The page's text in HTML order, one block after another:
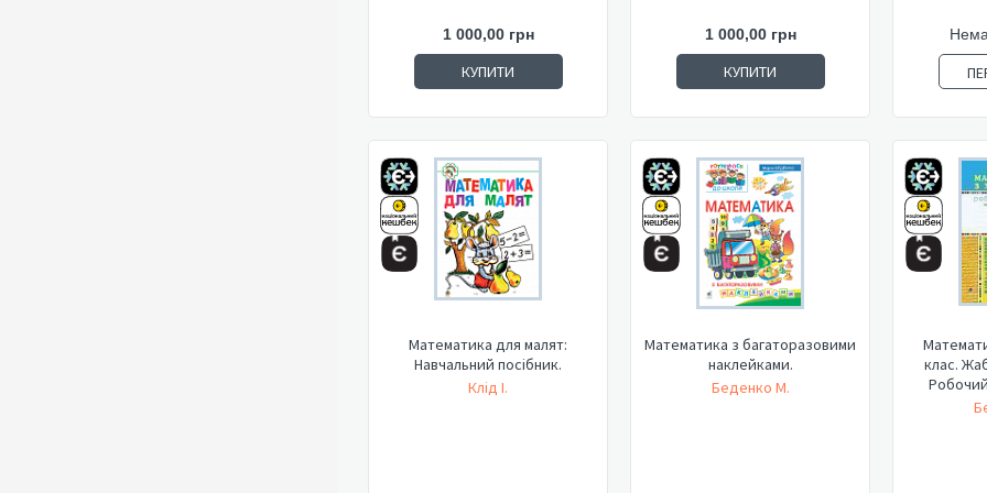
1 000,00 грн
КУПИТИ
1 000,00 грн
КУПИТИ
Математика для малят:
Навчальний посібник.
Клід І.
Математика з багаторазовими
наклейками.
Беденко М.
клас.